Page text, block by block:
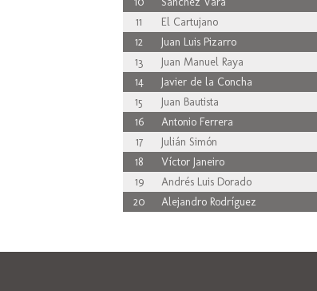
11
El Cartujano
12
Juan Luis Pizarro
13
Juan Manuel Raya
14
Javier de la Concha
15
Juan Bautista
16
Antonio Ferrera
17
Julián Simón
18
Víctor Janeiro
19
Andrés Luis Dorado
20
Alejandro Rodríguez